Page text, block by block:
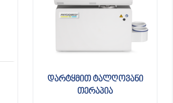
დარტყმით ტალღოვანი
თერაპია